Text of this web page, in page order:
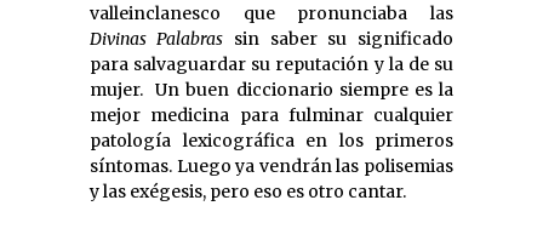
valleinclanesco que pronunciaba las
Divinas Palabras sin saber su significado
para salvaguardar su reputación y la de su
mujer. Un buen diccionario siempre es la
mejor medicina para fulminar cualquier
patología lexicográfica en los primeros
síntomas. Luego ya vendrán las polisemias
y las exégesis, pero eso es otro cantar.